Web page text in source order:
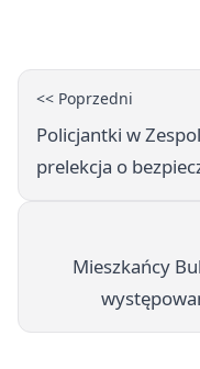
<< Poprzedni
Policjantki w
prelekcja o
Mieszkańcy